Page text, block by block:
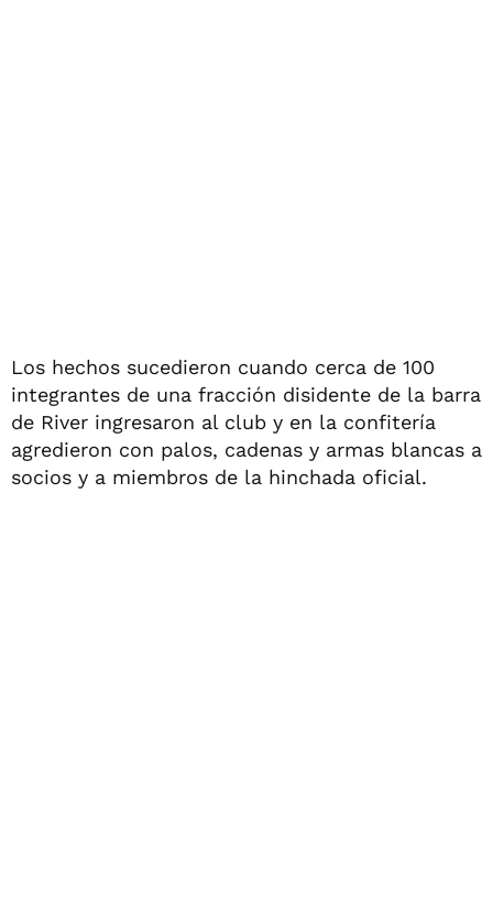
Los hechos sucedieron cuando cerca de 100
integrantes de una fracción disidente de la barra
de River ingresaron al club y en la confitería
agredieron con palos, cadenas y armas blancas a
socios y a miembros de la hinchada oficial.